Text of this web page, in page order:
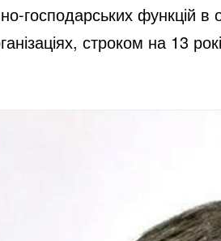
господарських функцій
строком на 13